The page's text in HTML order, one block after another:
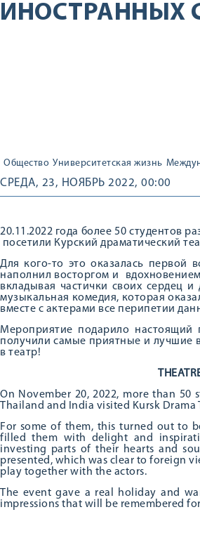
ИНОСТРАННЫХ
Общество Университетская жизнь
СРЕДА, 23, НОЯБРЬ 2022, 00:00
20.11.2022 года более 50 студентов
посетили Курский драматический
Для кого-то это оказалась первой
наполнил восторгом и
вкладывая частички своих сердец
музыкальная комедия, которая
вместе с актерами все перипетии
Мероприятие подарило
получили самые приятные и лучшие
в театр!
On November 20, 2022, more than 50
Thailand and India visited Kursk Drama
For some of them, this turned out to
filled them with delight and
investing parts of their hearts and
presented, which was clear to foreign
play together with the actors.
The event gave a real holiday and
impressions that will be remembered